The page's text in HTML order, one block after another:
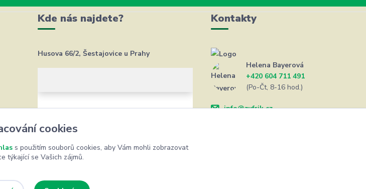
Kde nás najdete?
Husova 66/2, Šestajovice u Prahy
Kontakty
Helena Bayerová
+420 604 711 491
(Po-Čt, 8-16 hod.)
info@zufrik.cz
cookies
s použitím souborů cookies, aby Vám mohli zobrazovat
týkající se Vašich zájmů.